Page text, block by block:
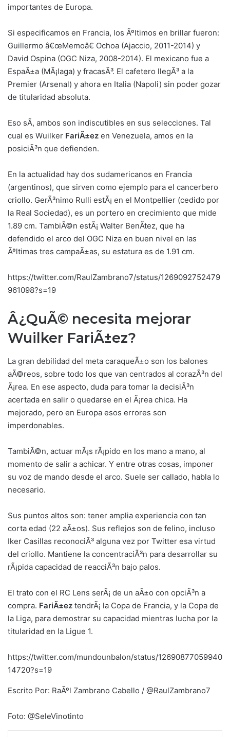
importantes de Europa.
Si especificamos en Francia, los Ãºltimos en brillar fueron:
Guillermo â€œMemoâ€ Ochoa (Ajaccio, 2011-2014) y
David Ospina (OGC Niza, 2008-2014). El mexicano fue a
EspaÃ±a (MÃ¡laga) y fracasÃ³. El cafetero llegÃ³ a la
Premier (Arsenal) y ahora en Italia (Napoli) sin poder gozar
de titularidad absoluta.
Eso sÃ­, ambos son indiscutibles en sus selecciones. Tal
cual es Wuilker FariÃ±ez en Venezuela, amos en la
posiciÃ³n que defienden.
En la actualidad hay dos sudamericanos en Francia
(argentinos), que sirven como ejemplo para el cancerbero
criollo. GerÃ³nimo Rulli estÃ¡ en el Montpellier (cedido por
la Real Sociedad), es un portero en crecimiento que mide
1.89 cm. TambiÃ©n estÃ¡ Walter BenÃ­tez, que ha
defendido el arco del OGC Niza en buen nivel en las
Ãºltimas tres campaÃ±as, su estatura es de 1.91 cm.
https://twitter.com/RaulZambrano7/status/1269092752479
961098?s=19
Â¿QuÃ© necesita mejorar
Wuilker FariÃ±ez?
La gran debilidad del meta caraqueÃ±o son los balones
aÃ©reos, sobre todo los que van centrados al corazÃ³n del
Ã¡rea. En ese aspecto, duda para tomar la decisiÃ³n
acertada en salir o quedarse en el Ã¡rea chica. Ha
mejorado, pero en Europa esos errores son
imperdonables.
TambiÃ©n, actuar mÃ¡s rÃ¡pido en los mano a mano, al
momento de salir a achicar. Y entre otras cosas, imponer
su voz de mando desde el arco. Suele ser callado, habla lo
necesario.
Sus puntos altos son: tener amplia experiencia con tan
corta edad (22 aÃ±os). Sus reflejos son de felino, incluso
Iker Casillas reconociÃ³ alguna vez por Twitter esa virtud
del criollo. Mantiene la concentraciÃ³n para desarrollar su
rÃ¡pida capacidad de reacciÃ³n bajo palos.
El trato con el RC Lens serÃ¡ de un aÃ±o con opciÃ³n a
compra. FariÃ±ez tendrÃ¡ la Copa de Francia, y la Copa de
la Liga, para demostrar su capacidad mientras lucha por la
titularidad en la Ligue 1.
https://twitter.com/mundounbalon/status/12690877059940
14720?s=19
Escrito Por: RaÃºl Zambrano Cabello / @RaulZambrano7
Foto: @SeleVinotinto